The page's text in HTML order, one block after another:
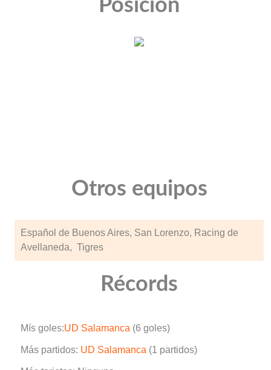
Posición
Otros equipos
Español de Buenos Aires, San Lorenzo, Racing de
Avellaneda, Tigres
Récords
Mís goles:UD Salamanca (6 goles)
Más partidos: UD Salamanca (1 partidos)